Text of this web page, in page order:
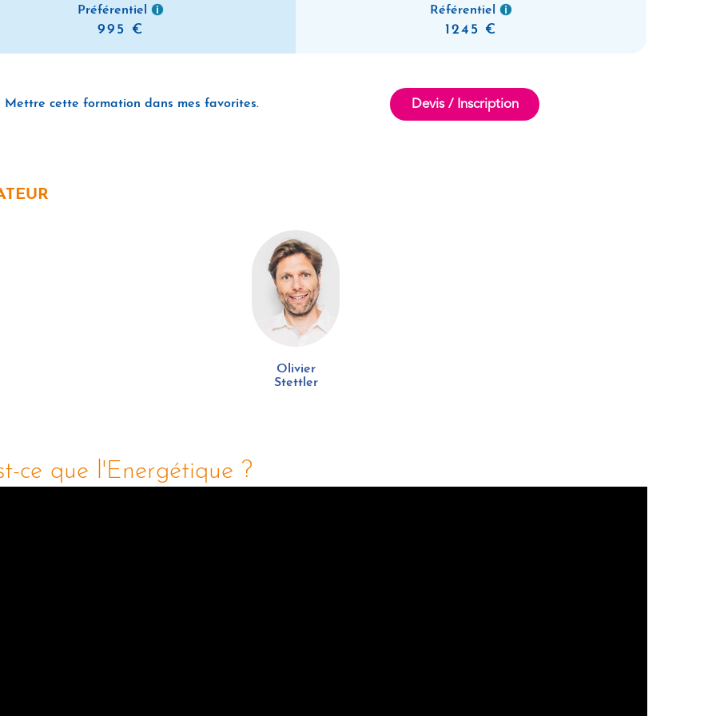
Préférentiel
995
Référentiel
1245
Mettre cette formation dans mes favorites. Devis / Inscription
Olivier
Stettler
ce que l'Energétique ?